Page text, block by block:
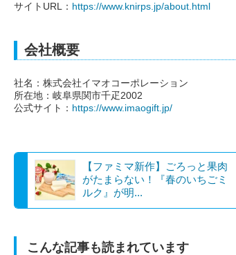
サイトURL： https://www.knirps.jp/about.html
会社概要
社名：株式会社イマオコーポレーション
所在地：岐阜県関市千疋2002
公式サイト： https://www.imaogift.jp/
【ファミマ新作】ごろっと果肉
がたまらない！『春のいちごミ
ルク』が明...
こんな記事も読まれています